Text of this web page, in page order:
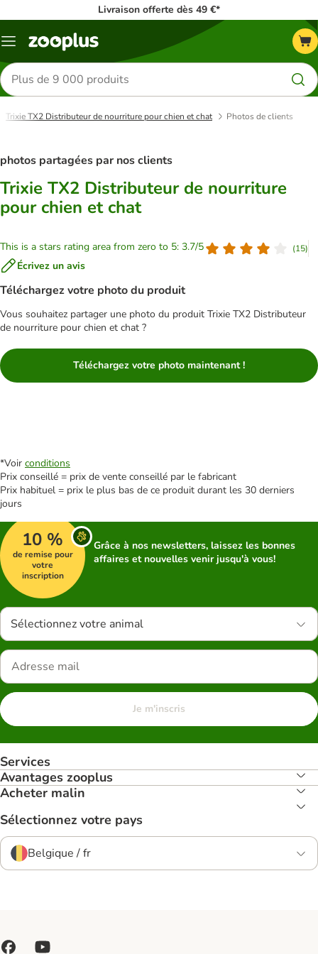
Livraison offerte dès 49 €*
Menu
Rechercher
des
produits
Trixie TX2 Distributeur de nourriture pour chien et chat Photos de clients
photos partagées par nos clients
Trixie TX2 Distributeur de nourriture
pour chien et chat
This is a stars rating area from zero to 5: 3.7/5 (15)
Écrivez un avis
Téléchargez votre photo du produit
Vous souhaitez partager une photo du produit Trixie TX2 Distributeur
de nourriture pour chien et chat ?
Téléchargez votre photo maintenant !
*Voir conditions
Prix conseillé = prix de vente conseillé par le fabricant
Prix habituel = prix le plus bas de ce produit durant les 30 derniers
jours
10 %
de remise pour
votre
inscription
Grâce à nos newsletters, laissez les bonnes
affaires et nouvelles venir jusqu'à vous!
Sélectionnez votre animal
Je m'inscris
Services
Avantages zooplus
Acheter malin
Sélectionnez votre pays
Belgique / fr